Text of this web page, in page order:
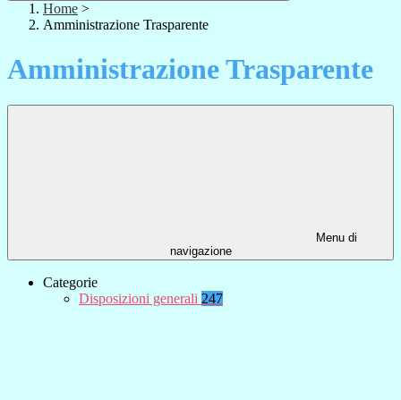
Home >
Amministrazione Trasparente
Amministrazione Trasparente
Menu di
navigazione
Categorie
Disposizioni generali 247